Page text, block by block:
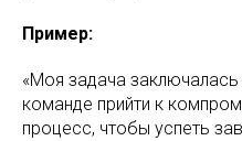
Пример:
«Моя задача
команде прийти к
процесс, чтобы успеть